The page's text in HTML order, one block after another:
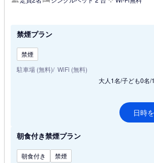
禁煙プラン
禁煙
駐車場 (無料) WiFi (無料)
大人1名/子ども0名/
日時
朝食付き禁煙プラン
朝食付き
禁煙